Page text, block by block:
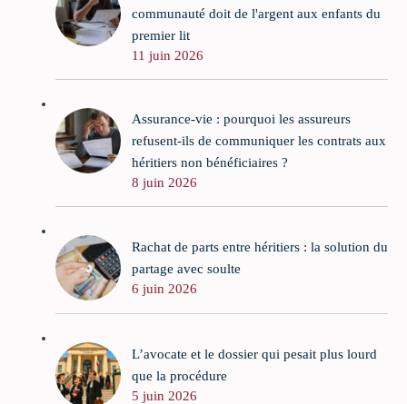
communauté doit de l'argent aux enfants du
premier lit
11 juin 2026
Assurance-vie : pourquoi les assureurs
refusent-ils de communiquer les contrats aux
héritiers non bénéficiaires ?
8 juin 2026
Rachat de parts entre héritiers : la solution du
partage avec soulte
6 juin 2026
L’avocate et le dossier qui pesait plus lourd
que la procédure
5 juin 2026